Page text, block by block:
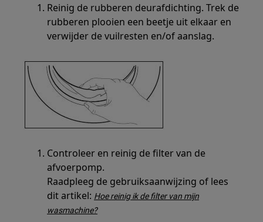
Reinig de rubberen deurafdichting. Trek de
rubberen plooien een beetje uit elkaar en
verwijder de vuilresten en/of aanslag.
Controleer en reinig de filter van de
afvoerpomp.
Raadpleeg de gebruiksaanwijzing of lees
dit artikel: Hoe reinig ik de filter van mijn
wasmachine?